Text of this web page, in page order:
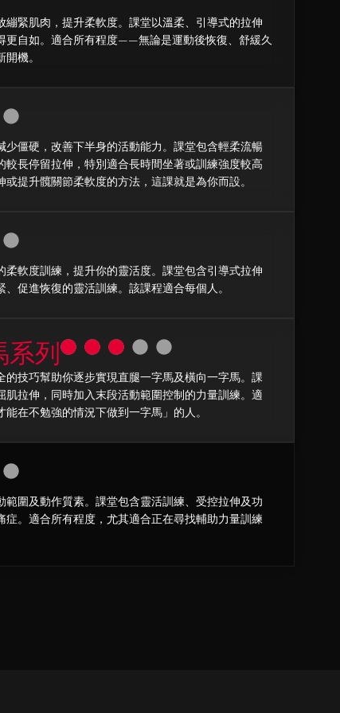
緊肌肉，提升柔軟度。課堂以溫柔、引導式的拉伸
更自如。適合所有程度——無論是運動後恢復、舒緩久
機。
少僵硬，改善下半身的活動能力。課堂包含輕柔流暢
較長停留拉伸，特別適合長時間坐著或訓練強度較高
提升髖關節柔軟度的方法，這課就是為你而設。
軟度訓練，提升你的靈活度。課堂包含引導式拉伸
促進恢復的靈活訓練。該課程適合每個人。
系列
的技巧幫助你逐步實現直腿一字馬及橫向一字馬。課
拉伸，同時加入末段活動範圍控制的力量訓練。適
在不勉強的情況下做到一字馬」的人。
圍及動作質素。課堂包含靈活訓練、受控拉伸及功
症。適合所有程度，尤其適合正在尋找輔助力量訓練